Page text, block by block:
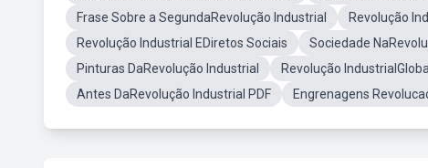
Frase Sobre a SegundaRevolução Industrial
Revolução
Revolução Industrial EDiretos Sociais
Sociedade
Pinturas DaRevolução Industrial
Revolução
Antes DaRevolução Industrial PDF
Engrenagens